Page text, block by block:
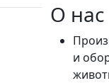
О нас
и